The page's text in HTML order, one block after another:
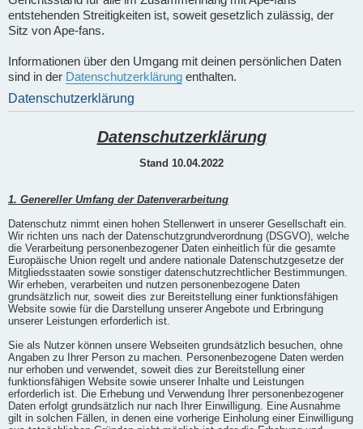
entstehenden Streitigkeiten ist, soweit gesetzlich zulässig, der
Sitz von Ape-fans.
Informationen über den Umgang mit deinen persönlichen Daten
sind in der Datenschutzerklärung enthalten.
Datenschutzerklärung
Datenschutzerklärung
Stand 10.04.2022
1. Genereller Umfang der Datenverarbeitung
Datenschutz nimmt einen hohen Stellenwert in unserer Gesellschaft ein.
Wir richten uns nach der Datenschutzgrundverordnung (DSGVO), welche
die Verarbeitung personenbezogener Daten einheitlich für die gesamte
Europäische Union regelt und andere nationale Datenschutzgesetze der
Mitgliedsstaaten sowie sonstiger datenschutzrechtlicher Bestimmungen.
Wir erheben, verarbeiten und nutzen personenbezogene Daten
grundsätzlich nur, soweit dies zur Bereitstellung einer funktionsfähigen
Website sowie für die Darstellung unserer Angebote und Erbringung
unserer Leistungen erforderlich ist.
Sie als Nutzer können unsere Webseiten grundsätzlich besuchen, ohne
Angaben zu Ihrer Person zu machen. Personenbezogene Daten werden
nur erhoben und verwendet, soweit dies zur Bereitstellung einer
funktionsfähigen Website sowie unserer Inhalte und Leistungen
erforderlich ist. Die Erhebung und Verwendung Ihrer personenbezogener
Daten erfolgt grundsätzlich nur nach Ihrer Einwilligung. Eine Ausnahme
gilt in solchen Fällen, in denen eine vorherige Einholung einer Einwilligung